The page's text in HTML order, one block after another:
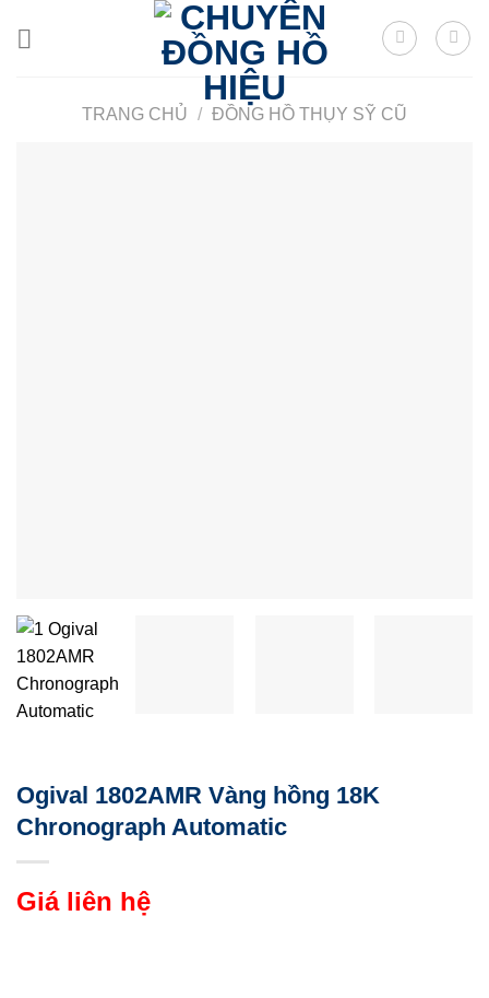
TRANG CHỦ / ĐỒNG HỒ THỤY SỸ CŨ
Ogival 1802AMR Vàng hồng 18K
Chronograph Automatic
Giá liên hệ